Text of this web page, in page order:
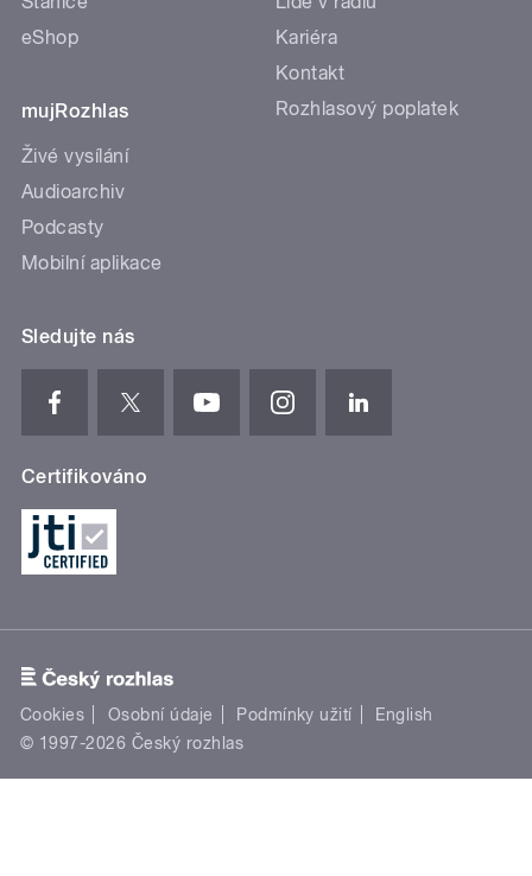
eShop
mujRozhlas
Živé vysílání
Audioarchiv
Podcasty
Mobilní aplikace
Kariéra
Kontakt
Rozhlasový poplatek
Sledujte nás
Certifikováno
Cookies Osobní údaje Podmínky užití
English
© 1997-2026 Český rozhlas